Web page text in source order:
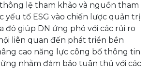
lệ tham khảo và nguồn tham
yếu tố ESG vào chiến lược quản trị
đó giúp DN ứng phó với các rủi ro
liên quan đến phát triển bền
cao năng lực công bố thông tin
nhằm đảm bảo tuân thủ với các